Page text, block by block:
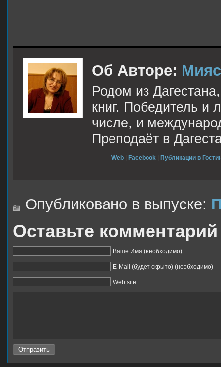
Об Авторе:
Родом из
книг. Победитель и
числе, и
Преподаёт в
Web | Facebook | Публикации в
Опубликовано в выпуске:
Оставьте комментарий
Ваше Имя (необходимо)
E-Mail (будет скрыто) (необходимо)
Web site